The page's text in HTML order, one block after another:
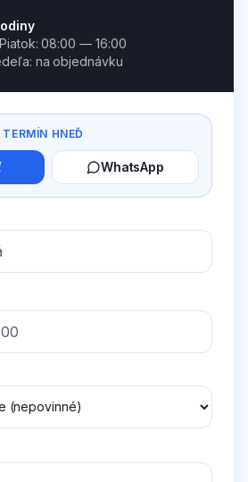
08:00 — 16:00
na objednávku
HNEĎ
WhatsApp